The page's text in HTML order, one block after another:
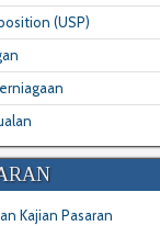
(USP)
Kajian Pasaran